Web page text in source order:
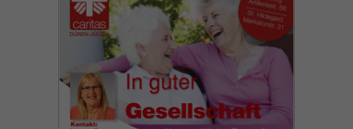
Alle akzeptieren Speichern und weiter
Zurück
Datenschutzeinstellungen
Essenziell (1)